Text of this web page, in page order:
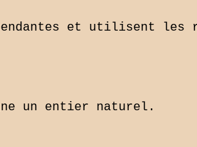
et utilisent les
un entier naturel.